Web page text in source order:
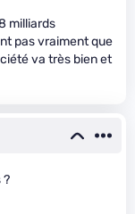
milliards
pas vraiment que
va très bien et
?